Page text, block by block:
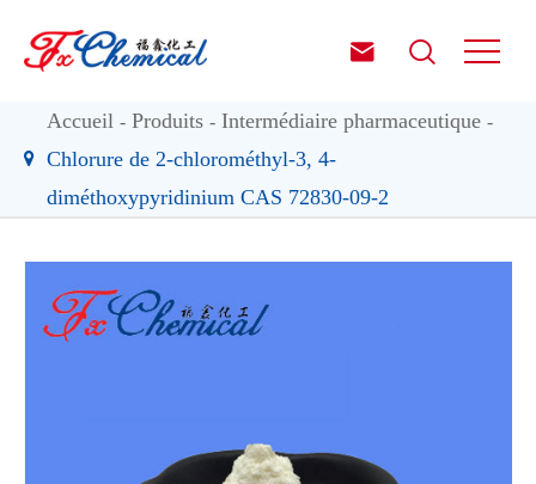
 
Accueil Produits
Intermédiaire pharmaceutique
Chlorure de 2-chlorométhyl-3, 4-
diméthoxypyridinium CAS 72830-09-2